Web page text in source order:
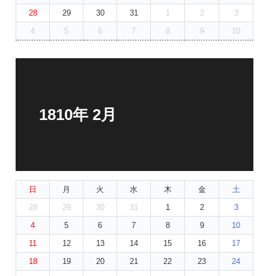
28
29 30 31 1 2
3
4
5 6 7 8 9 10
1810年 2月
日 月 火 水 木 金
土
28
29 30 31 1 2
3
4
5 6 7 8 9
10
11
12 13 14 15 16
17
18
19 20 21 22 23
24